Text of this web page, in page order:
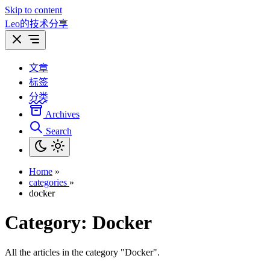
Skip to content
Leo的技术分享
文章
标签
分类
Archives
Search
Home »
categories »
docker
Category: Docker
All the articles in the category "Docker".